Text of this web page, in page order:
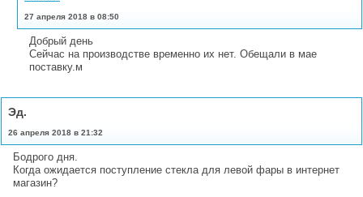
27 апреля 2018 в 08:50
Добрый день
Сейчас на производстве временно их нет. Обещали в мае
поставку.м
Эд.
26 апреля 2018 в 21:32
Бодрого дня.
Когда ожидается поступление стекла для левой фары в интернет
магазин?